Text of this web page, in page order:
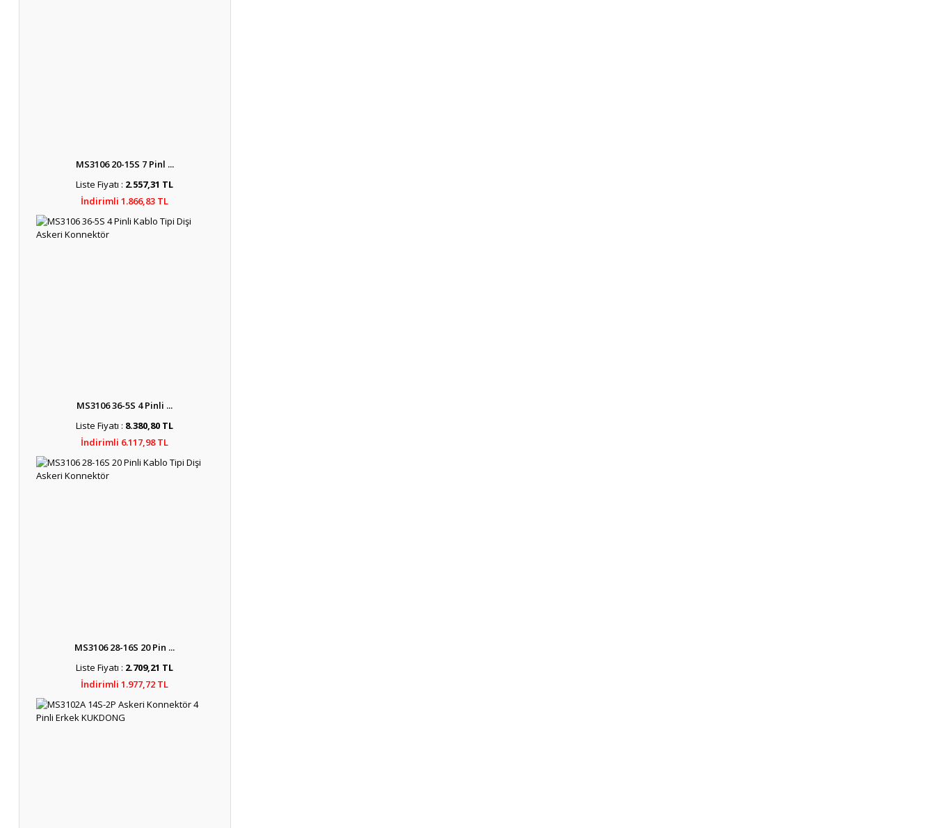
MS3106 20-15S 7 Pinl ...
Liste Fiyatı : 2.557,31 TL
İndirimli 1.866,83 TL
MS3106 36-5S 4 Pinli ...
Liste Fiyatı : 8.380,80 TL
İndirimli 6.117,98 TL
MS3106 28-16S 20 Pin ...
Liste Fiyatı : 2.709,21 TL
İndirimli 1.977,72 TL